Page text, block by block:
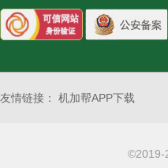
友情链接： 机加帮APP下载
©2019-